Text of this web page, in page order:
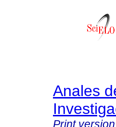
Anales
Print version